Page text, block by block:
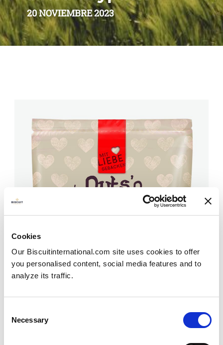
Cookies
Our Biscuitinternational.com site uses cookies to offer
you personalised content, social media features and to
analyze its traffic.
Selection
Necessary
20 NOVIEMBRE 2023